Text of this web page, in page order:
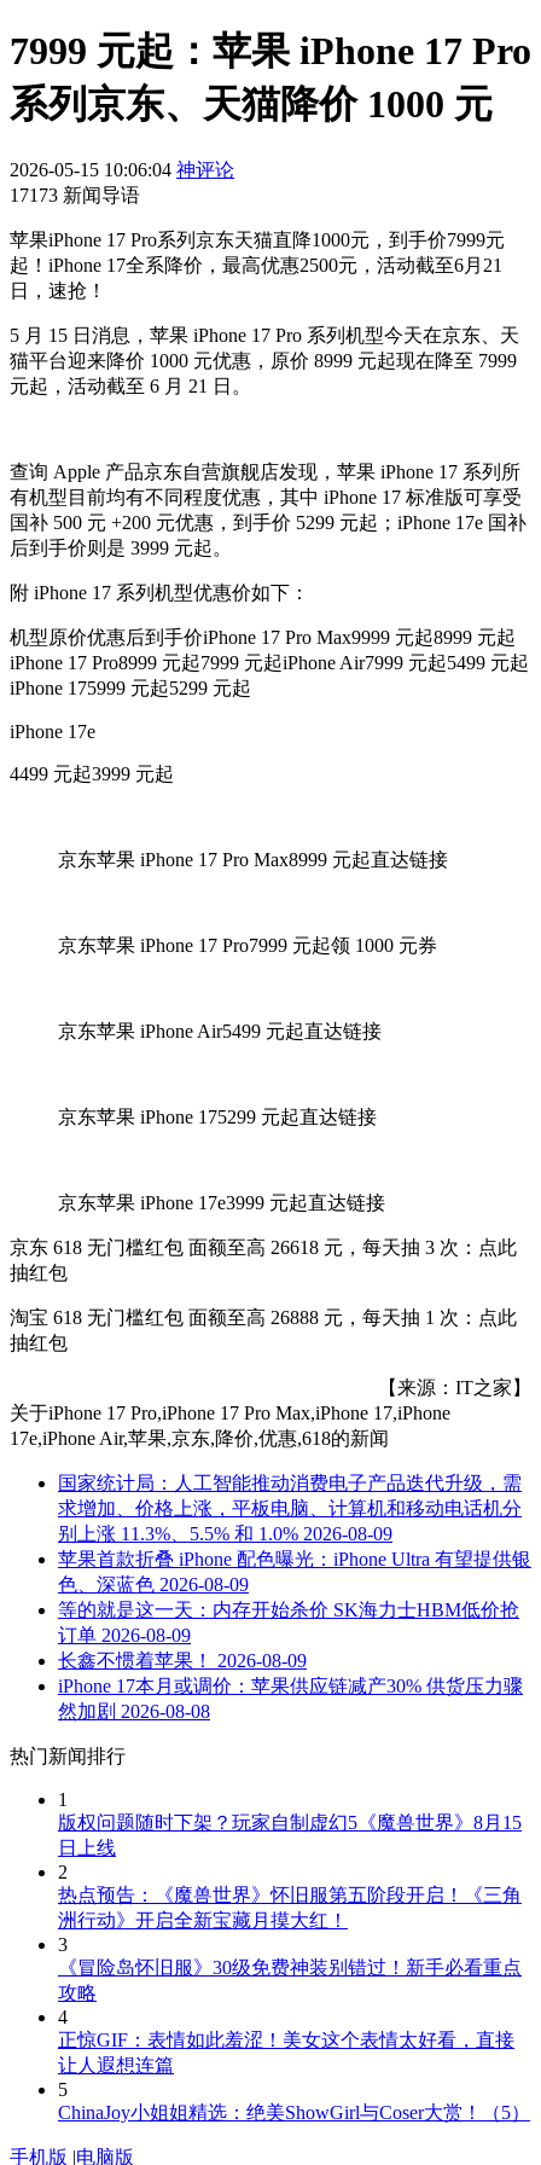
7999 元起：苹果 iPhone 17 Pro
系列京东、天猫降价 1000 元
2026-05-15 10:06:04 神评论
17173 新闻导语
苹果iPhone 17 Pro系列京东天猫直降1000元，到手价7999元
起！iPhone 17全系降价，最高优惠2500元，活动截至6月21
日，速抢！
5 月 15 日消息，苹果 iPhone 17 Pro 系列机型今天在京东、天
猫平台迎来降价 1000 元优惠，原价 8999 元起现在降至 7999
元起，活动截至 6 月 21 日。
查询 Apple 产品京东自营旗舰店发现，苹果 iPhone 17 系列所
有机型目前均有不同程度优惠，其中 iPhone 17 标准版可享受
国补 500 元 +200 元优惠，到手价 5299 元起；iPhone 17e 国补
后到手价则是 3999 元起。
附 iPhone 17 系列机型优惠价如下：
机型原价优惠后到手价iPhone 17 Pro Max9999 元起8999 元起
iPhone 17 Pro8999 元起7999 元起iPhone Air7999 元起5499 元起
iPhone 175999 元起5299 元起
iPhone 17e
4499 元起3999 元起
京东苹果 iPhone 17 Pro Max8999 元起直达链接
京东苹果 iPhone 17 Pro7999 元起领 1000 元券
京东苹果 iPhone Air5499 元起直达链接
京东苹果 iPhone 175299 元起直达链接
京东苹果 iPhone 17e3999 元起直达链接
京东 618 无门槛红包 面额至高 26618 元，每天抽 3 次：点此
抽红包
淘宝 618 无门槛红包 面额至高 26888 元，每天抽 1 次：点此
抽红包
【来源：IT之家】
关于iPhone 17 Pro,iPhone 17 Pro Max,iPhone 17,iPhone
17e,iPhone Air,苹果,京东,降价,优惠,618的新闻
国家统计局：人工智能推动消费电子产品迭代升级，需
求增加、价格上涨，平板电脑、计算机和移动电话机分
别上涨 11.3%、5.5% 和 1.0% 2026-08-09
苹果首款折叠 iPhone 配色曝光：iPhone Ultra 有望提供银
色、深蓝色 2026-08-09
等的就是这一天：内存开始杀价 SK海力士HBM低价抢
订单 2026-08-09
长鑫不惯着苹果！
2026-08-09
iPhone 17本月或调价：苹果供应链减产30% 供货压力骤
然加剧 2026-08-08
热门新闻排行
1
版权问题随时下架？玩家自制虚幻5《魔兽世界》8月15
日上线
2
热点预告：《魔兽世界》怀旧服第五阶段开启！《三角
洲行动》开启全新宝藏月摸大红！
3
《冒险岛怀旧服》30级免费神装别错过！新手必看重点
攻略
4
正惊GIF：表情如此羞涩！美女这个表情太好看，直接
让人遐想连篇
5
ChinaJoy小姐姐精选：绝美ShowGirl与Coser大赏！（5）
手机版 |电脑版